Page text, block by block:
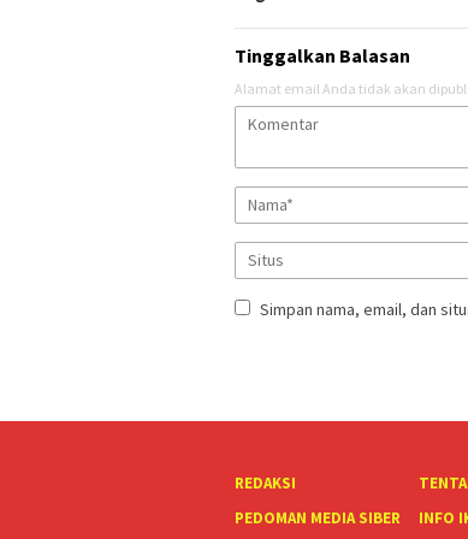
Tinggalkan Balasan
Alamat email Anda tidak akan
Simpan nama, email, dan
REDAKSI
PEDOMAN MEDIA SIBER
INFO